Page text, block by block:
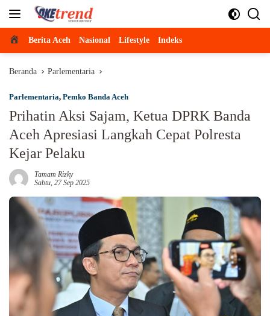
Beranda
Berita Aceh Nasional Lifestyle Indeks
Beranda Parlementaria
Parlementaria, Pemko Banda Aceh
Prihatin Aksi Sajam, Ketua DPRK Banda
Aceh Apresiasi Langkah Cepat Polresta
Kejar Pelaku
Tamam Rizky
Sabtu, 27 Sep 2025